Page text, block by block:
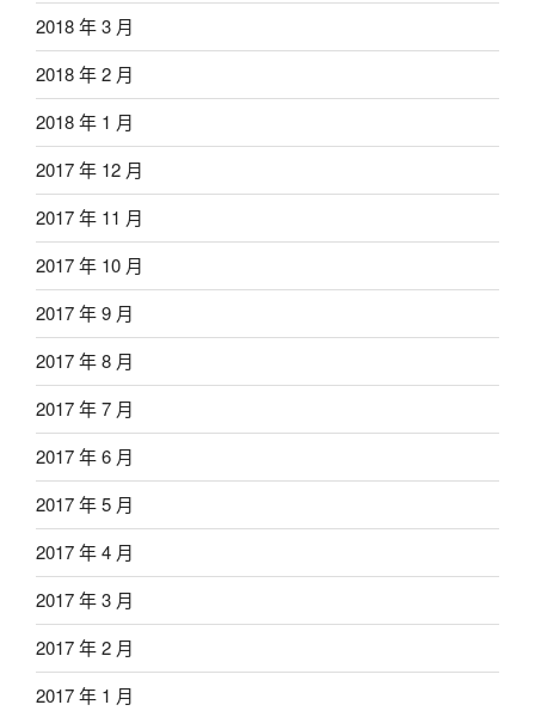
2018 年 3 月
2018 年 2 月
2018 年 1 月
2017 年 12 月
2017 年 11 月
2017 年 10 月
2017 年 9 月
2017 年 8 月
2017 年 7 月
2017 年 6 月
2017 年 5 月
2017 年 4 月
2017 年 3 月
2017 年 2 月
2017 年 1 月